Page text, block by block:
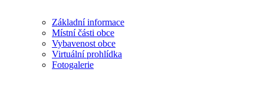
Základní informace
Místní části obce
Vybavenost obce
Virtuální prohlídka
Fotogalerie